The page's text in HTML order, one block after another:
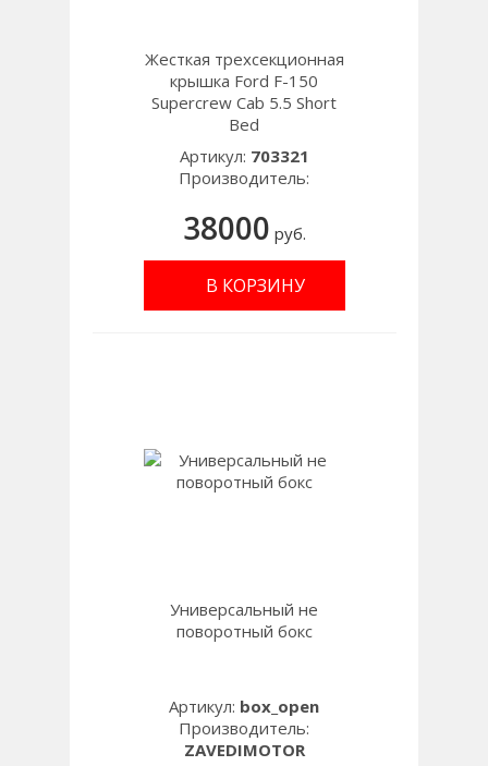
Жесткая трехсекционная
крышка Ford F-150
Supercrew Cab 5.5 Short
Bed
Артикул: 703321
Производитель:
38000 руб.
В КОРЗИНУ
Универсальный не
поворотный бокс
Артикул: box_open
Производитель:
ZAVEDIMOTOR